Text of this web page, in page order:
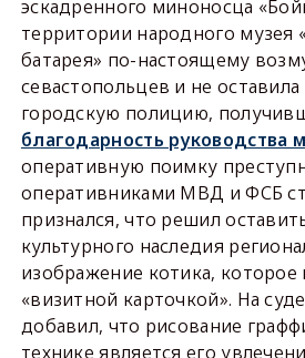
эскадренного миноносца
территории народного музея
батарея» по-настоящему
севастопольцев и не
городскую полицию,
благодарность руководства
оперативную поимку
оперативниками МВД и ФСБ
признался, что решил
культурного наследия
изображение котика, которое
«визитной карточкой». На
добавил, что рисование
технике является его